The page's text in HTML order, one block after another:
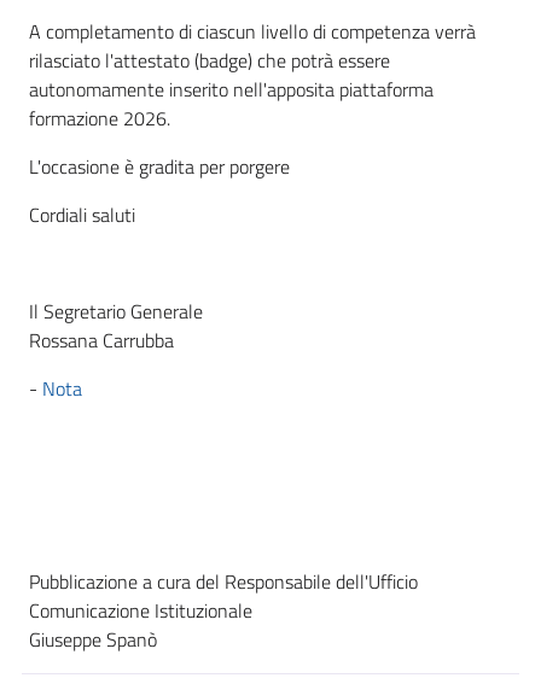
A completamento di ciascun livello di competenza verrà
rilasciato l'attestato (badge) che potrà essere
autonomamente inserito nell'apposita piattaforma
formazione 2026.
L'occasione è gradita per porgere
Cordiali saluti
Il Segretario Generale
Rossana Carrubba
- Nota
Pubblicazione a cura del Responsabile dell'Ufficio
Comunicazione Istituzionale
Giuseppe Spanò